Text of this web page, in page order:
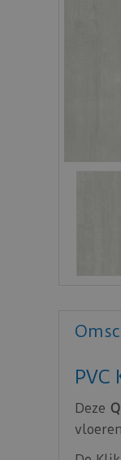
Deze